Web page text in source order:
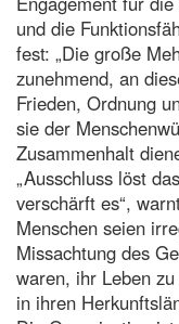
und die
fest: „Die große
zunehmend, an
Frieden, Ordnung
sie der
Zusammenhalt
„Ausschluss löst
verschärft es“,
Menschen seien
Missachtung des
waren, ihr Leben
in ihren